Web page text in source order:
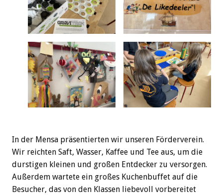
In der Mensa präsentierten wir unseren Förderverein.
Wir reichten Saft, Wasser, Kaffee und Tee aus, um die
durstigen kleinen und großen Entdecker zu versorgen.
Außerdem wartete ein großes Kuchenbuffet auf die
Besucher, das von den Klassen liebevoll vorbereitet